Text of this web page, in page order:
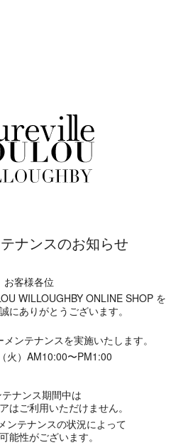
ナンスのお知らせ
お客様各位
WILLOUGHBY ONLINE SHOP を
にありがとうございます。
ンテナンスを実施いたします。
火）AM10:00〜PM1:00
ナンス期間中は
はご利用いただけません。
ンテナンスの状況によって
能性がございます。